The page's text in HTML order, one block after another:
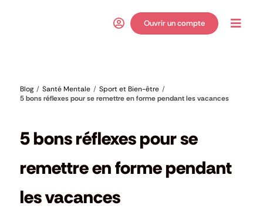
Ouvrir un compte
Blog Santé Mentale
Sport et Bien-être
5 bons réflexes pour se remettre en forme pendant les vacances
5 bons réflexes pour se
remettre en forme pendant
les vacances